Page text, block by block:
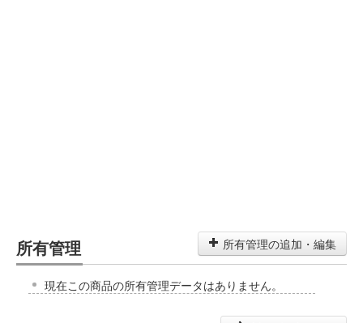
所有管理 所有管理の追加・編集
現在この商品の所有管理データはありません。